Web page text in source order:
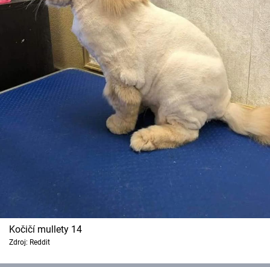
Kočičí mullety 14
Zdroj: Reddit